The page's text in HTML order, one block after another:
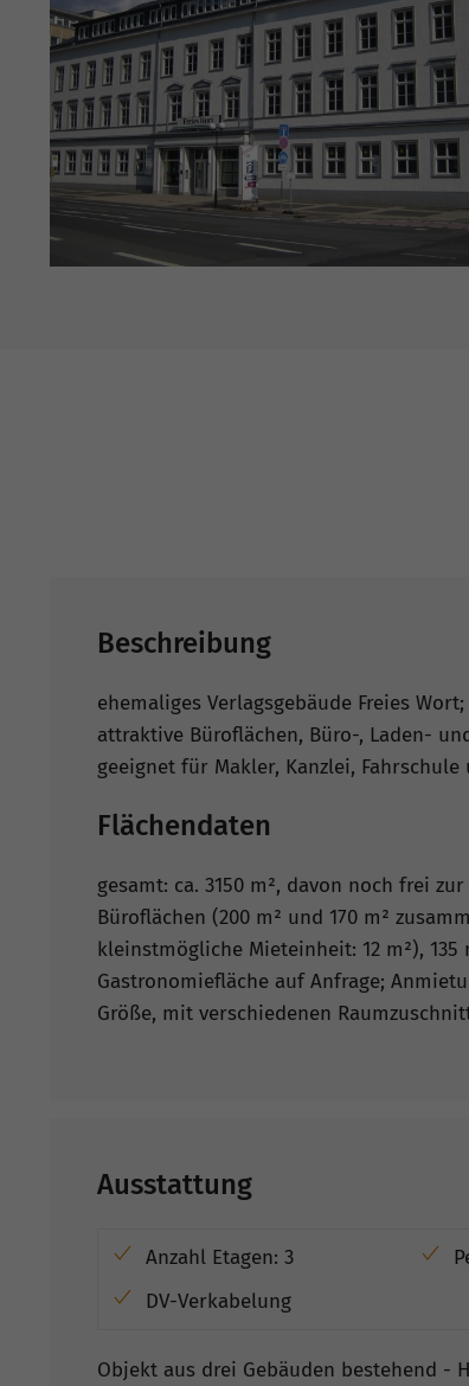
Beschreibung
ehemaliges Verlagsgebäude Freies
attraktive Büroflächen, Büro-, Laden-
geeignet für Makler, Kanzlei, Fahrschule
Flächendaten
gesamt: ca. 3150 m², davon noch frei
Büroflächen (200 m² und 170 m²
kleinstmögliche Mieteinheit: 12 m²), 135
Gastronomiefläche auf Anfrage;
Größe, mit verschiedenen
Ausstattung
Anzahl Etagen: 3
DV-Verkabelung
Objekt aus drei Gebäuden bestehend -